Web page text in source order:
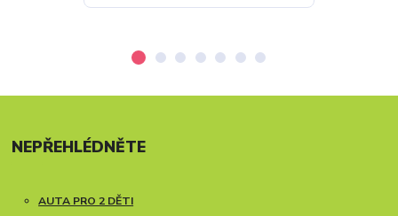
NEPŘEHLÉDNĚTE
AUTA PRO 2 DĚTI